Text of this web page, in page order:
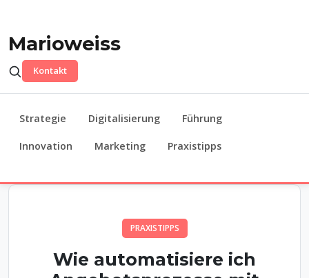
Marioweiss
Kontakt
Strategie Digitalisierung Führung
Innovation Marketing Praxistipps
PRAXISTIPPS
Wie automatisiere ich